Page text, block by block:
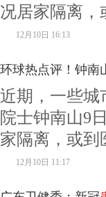
况居家隔离，
12月10日 16:13
环球热点评！钟南
近期，一些城
院士钟南山9
家隔离，或到
12月10日 11:17